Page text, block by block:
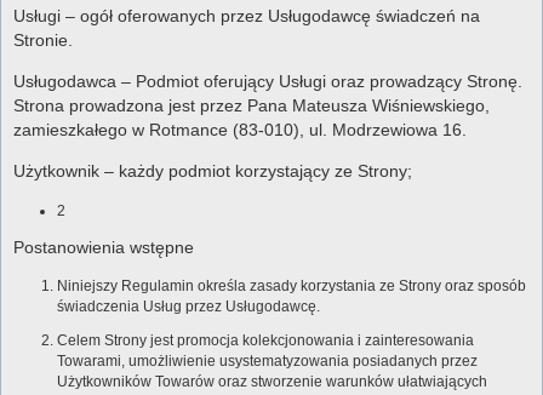
Usługi – ogół oferowanych przez Usługodawcę świadczeń na
Stronie.
Usługodawca – Podmiot oferujący Usługi oraz prowadzący Stronę.
Strona prowadzona jest przez Pana Mateusza Wiśniewskiego,
zamieszkałego w Rotmance (83-010), ul. Modrzewiowa 16.
Użytkownik – każdy podmiot korzystający ze Strony;
2
Postanowienia wstępne
Niniejszy Regulamin określa zasady korzystania ze Strony oraz sposób
świadczenia Usług przez Usługodawcę.
Celem Strony jest promocja kolekcjonowania i zainteresowania
Towarami, umożliwienie usystematyzowania posiadanych przez
Użytkowników Towarów oraz stworzenie warunków ułatwiających